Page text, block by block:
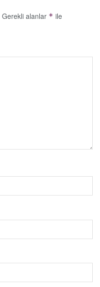
Gerekli alanlar * ile